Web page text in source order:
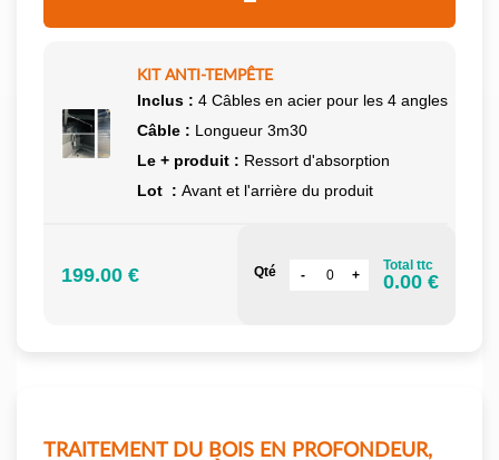
KIT ANTI-TEMPÊTE
Inclus : 4 Câbles en acier pour les 4 angles
Câble : Longueur 3m30
Le + produit : Ressort d'absorption
Lot : Avant et l'arrière du produit
199.00 € Qté Total ttc
0.00 €
TRAITEMENT DU BOIS EN PROFONDEUR,